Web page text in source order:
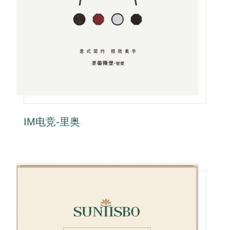
IM电竞-里奥